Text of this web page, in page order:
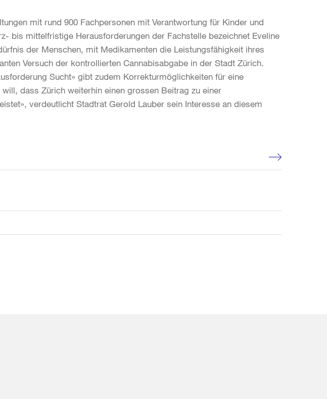
mit rund 900 Fachpersonen mit Verantwortung für Kinder und
bis mittelfristige Herausforderungen der Fachstelle bezeichnet Eveline
der Menschen, mit Medikamenten die Leistungsfähigkeit ihres
Versuch der kontrollierten Cannabisabgabe in der Stadt Zürich.
Sucht» gibt zudem Korrekturmöglichkeiten für eine
dass Zürich weiterhin einen grossen Beitrag zu einer
verdeutlicht Stadtrat Gerold Lauber sein Interesse an diesem